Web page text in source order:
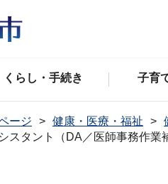
くらし・手続き 子育
ージ 健康・医療・福祉
スタント（DA／医師事務作業